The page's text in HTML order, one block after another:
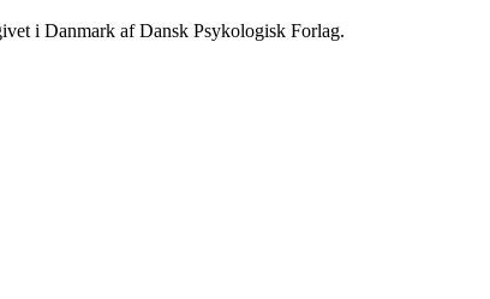
i Danmark af Dansk Psykologisk Forlag.